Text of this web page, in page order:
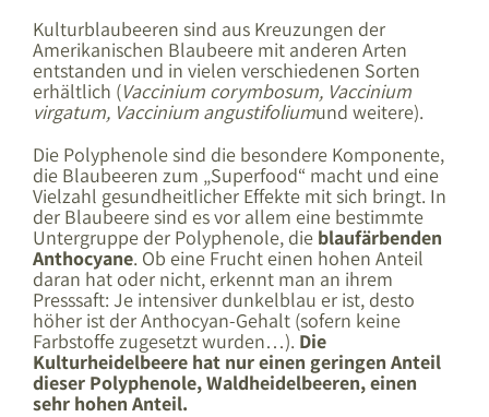
Kulturblaubeeren sind aus Kreuzungen der
Amerikanischen Blaubeere mit anderen Arten
entstanden und in vielen verschiedenen Sorten
erhältlich (Vaccinium corymbosum, Vaccinium
virgatum, Vaccinium angustifoliumund weitere).
Die Polyphenole sind die besondere Komponente,
die Blaubeeren zum „Superfood“ macht und eine
Vielzahl gesundheitlicher Effekte mit sich bringt. In
der Blaubeere sind es vor allem eine bestimmte
Untergruppe der Polyphenole, die blaufärbenden
Anthocyane. Ob eine Frucht einen hohen Anteil
daran hat oder nicht, erkennt man an ihrem
Presssaft: Je intensiver dunkelblau er ist, desto
höher ist der Anthocyan-Gehalt (sofern keine
Farbstoffe zugesetzt wurden…). Die
Kulturheidelbeere hat nur einen geringen Anteil
dieser Polyphenole, Waldheidelbeeren, einen
sehr hohen Anteil.